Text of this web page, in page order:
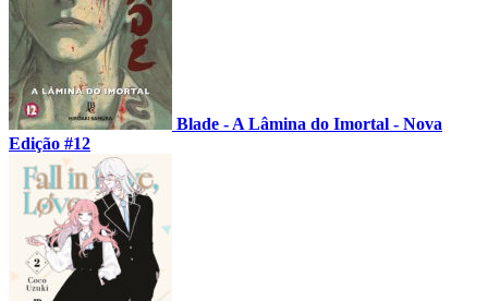
Blade - A Lâmina do Imortal - Nova
Edição #12